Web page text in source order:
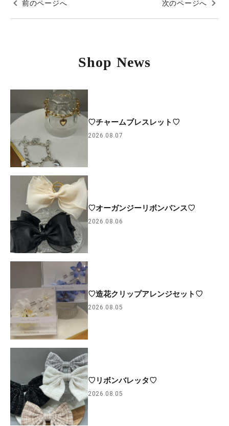
前のページへ 次のページへ
Shop News
♡チャームブレスレット♡
2026.08.07
♡オーガンジーリボンバンス♡
2026.08.06
♡造花クリップアレンジセット♡
2026.08.05
♡リボンバレッタ♡
2026.08.05